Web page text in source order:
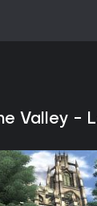
Valley -